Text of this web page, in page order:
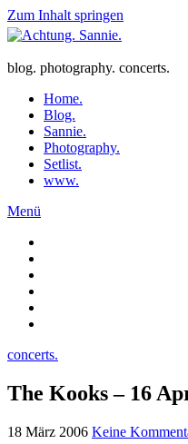
Zum Inhalt springen
blog. photography. concerts.
Home.
Blog.
Sannie.
Photography.
Setlist.
www.
Menü
concerts.
The Kooks – 16
18 März 2006 Keine